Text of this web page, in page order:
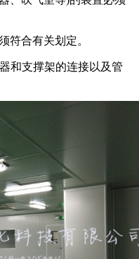
合有关划定。
支撑架的连接以及管